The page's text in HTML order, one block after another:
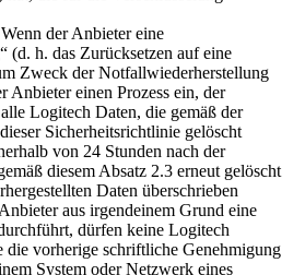
der Anbieter eine
(d. h. das Zurücksetzen auf eine
Zweck der Notfallwiederherstellung
Anbieter einen Prozess ein, der
Logitech Daten, die gemäß der
Sicherheitsrichtlinie gelöscht
von 24 Stunden nach der
diesem Absatz 2.3 erneut gelöscht
Daten überschrieben
aus irgendeinem Grund eine
dürfen keine Logitech
die vorherige schriftliche Genehmigung
System oder Netzwerk eines